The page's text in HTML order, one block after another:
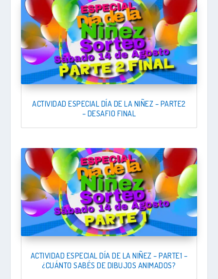
ACTIVIDAD ESPECIAL DÍA DE LA NIÑEZ – PARTE2
– DESAFIO FINAL
ACTIVIDAD ESPECIAL DÍA DE LA NIÑEZ – PARTE1 –
¿CUÁNTO SABÉS DE DIBUJOS ANIMADOS?